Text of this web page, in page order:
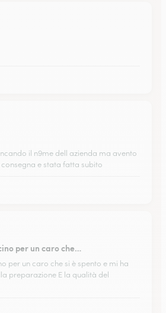
il n9me dell azienda ma avento
e stata fatta subito
per un caro che…
per un caro che si è spento e mi ha
preparazione E la qualità del